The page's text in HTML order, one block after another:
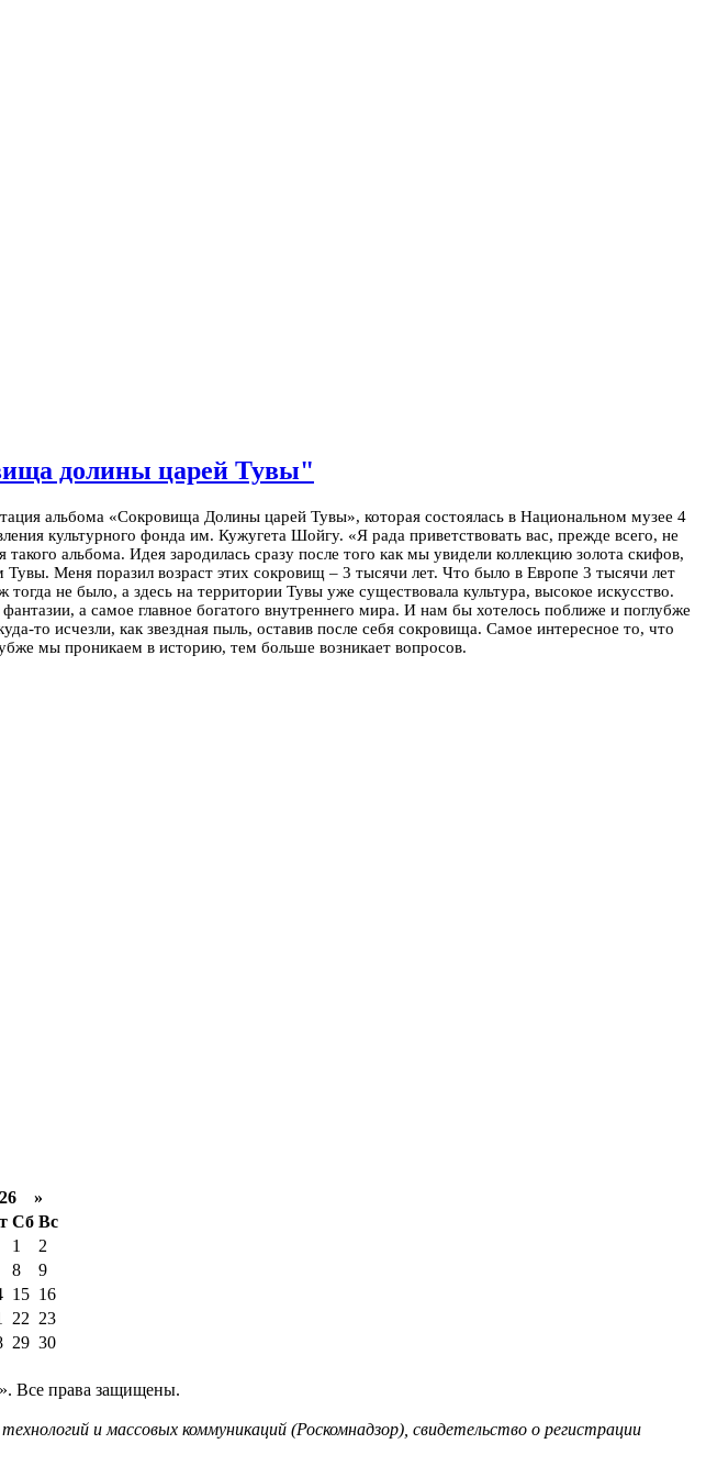
долины царей Тувы"
альбома «Сокровища Долины царей Тувы», которая состоялась в Национальном музее 4
культурного фонда им. Кужугета Шойгу. «Я рада приветствовать вас, прежде всего, не
альбома. Идея зародилась сразу после того как мы увидели коллекцию золота скифов,
Меня поразил возраст этих сокровищ – 3 тысячи лет. Что было в Европе 3 тысячи лет
не было, а здесь на территории Тувы уже существовала культура, высокое искусство.
а самое главное богатого внутреннего мира. И нам бы хотелось поближе и поглубже
то исчезли, как звездная пыль, оставив после себя сокровища. Самое интересное то, что
мы проникаем в историю, тем больше возникает вопросов.
»
Сб Вс
1
2
8
9
15 16
22 23
29 30
Все права защищены.
и массовых коммуникаций (Роскомнадзор), свидетельство о регистрации